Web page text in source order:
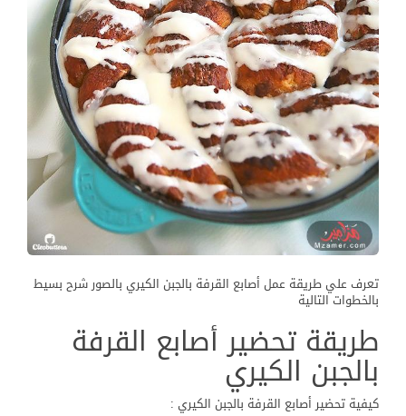
تعرف علي طريقة عمل أصابع القرفة بالجبن الكيري بالصور شرح بسيط
بالخطوات التالية
طريقة تحضير أصابع القرفة
بالجبن الكيري
كيفية تحضير أصابع القرفة بالجبن الكيري :